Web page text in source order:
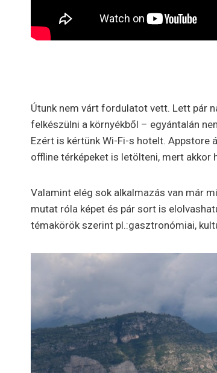
Útunk nem várt fordulatot vett. Lett pár
felkészülni a környékből – egyántalán
Ezért is kértünk Wi-Fi-s hotelt.
offline térképeket is letölteni, mert akkor
Valamint elég sok alkalmazás van már
mutat róla képet és pár sort is
témakörök szerint pl.:gasztronómiai,